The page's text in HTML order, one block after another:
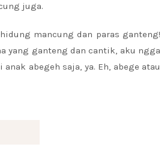
juga.
mancung dan paras ganteng!
yang ganteng dan cantik, aku ngga
abegeh saja, ya. Eh, abege atau